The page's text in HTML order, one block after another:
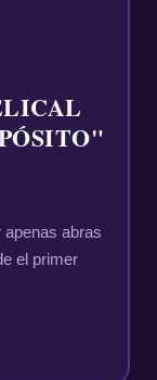
abras
el primer